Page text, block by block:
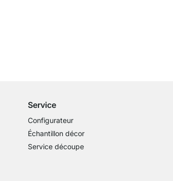
Service
Configurateur
Échantillon décor
Service découpe